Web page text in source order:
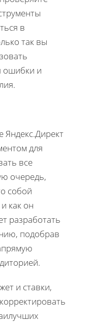
в
так вы
ошибки и
Яндекс.Директ
для
все
очередь,
собой
как он
разработать
подобрав
и ставки,